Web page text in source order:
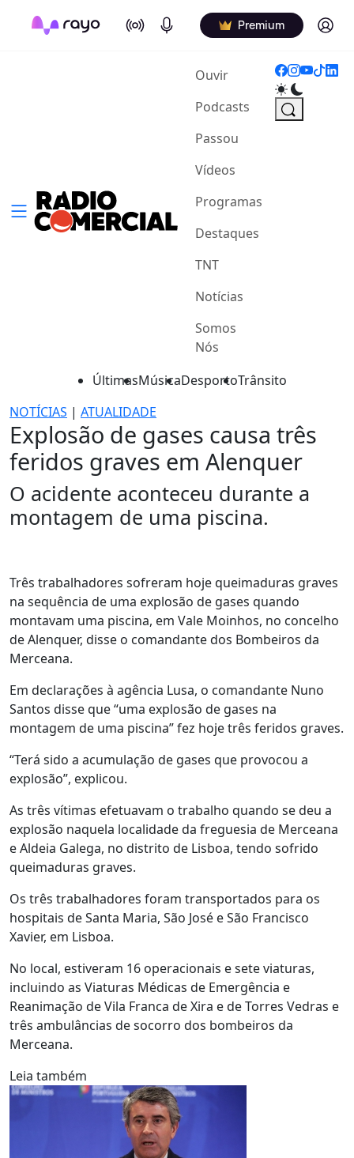
On Air Podcasts Premium Log in
Ouvir(current)
Podcasts
Passou
Vídeos
Programas
Destaques
TNT
Notícias
Somos
Nós
ÚltimasMúsicaDesportoTrânsito
NOTÍCIAS | ATUALIDADE
Explosão de gases causa três
feridos graves em Alenquer
O acidente aconteceu durante a
montagem de uma piscina.
Três trabalhadores sofreram hoje queimaduras graves
na sequência de uma explosão de gases quando
montavam uma piscina, em Vale Moinhos, no concelho
de Alenquer, disse o comandante dos Bombeiros da
Merceana.
Em declarações à agência Lusa, o comandante Nuno
Santos disse que “uma explosão de gases na
montagem de uma piscina” fez hoje três feridos graves.
“Terá sido a acumulação de gases que provocou a
explosão”, explicou.
As três vítimas efetuavam o trabalho quando se deu a
explosão naquela localidade da freguesia de Merceana
e Aldeia Galega, no distrito de Lisboa, tendo sofrido
queimaduras graves.
Os três trabalhadores foram transportados para os
hospitais de Santa Maria, São José e São Francisco
Xavier, em Lisboa.
No local, estiveram 16 operacionais e sete viaturas,
incluindo as Viaturas Médicas de Emergência e
Reanimação de Vila Franca de Xira e de Torres Vedras e
três ambulâncias de socorro dos bombeiros da
Merceana.
Leia também